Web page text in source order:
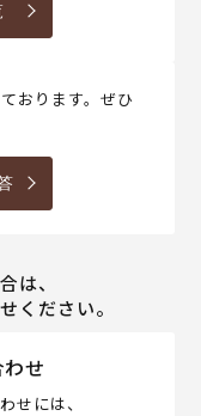
おります。ぜひ
は、
ください。
せ
せには、